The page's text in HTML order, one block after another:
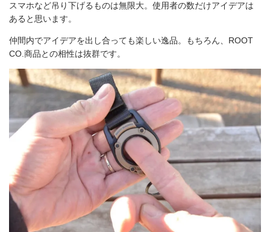
スマホなど吊り下げるものは無限大。使用者の数だけアイデアは
あると思います。
仲間内でアイデアを出し合っても楽しい逸品。もちろん、ROOT
CO.商品との相性は抜群です。